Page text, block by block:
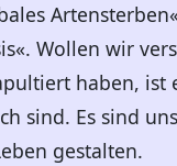
Wollen wir
haben,
sind. Es sind
gestalten.